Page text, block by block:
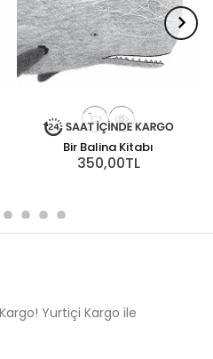
Bir Balina Kitabı
350,00TL
Yurtiçi Kargo ile